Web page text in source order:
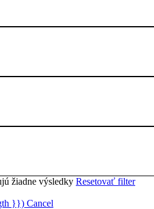
žiadne výsledky Resetovať filter
}}) Cancel